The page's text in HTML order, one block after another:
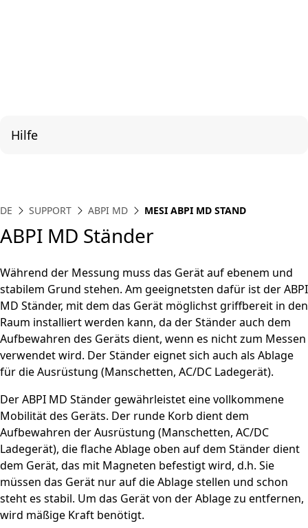
Hilfe
DE SUPPORT ABPI MD MESI ABPI MD STAND
ABPI MD Ständer
Während der Messung muss das Gerät auf ebenem und
stabilem Grund stehen. Am geeignetsten dafür ist der ABPI
MD Ständer, mit dem das Gerät möglichst griffbereit in den
Raum installiert werden kann, da der Ständer auch dem
Aufbewahren des Geräts dient, wenn es nicht zum Messen
verwendet wird. Der Ständer eignet sich auch als Ablage
für die Ausrüstung (Manschetten, AC/DC Ladegerät).
Der ABPI MD Ständer gewährleistet eine vollkommene
Mobilität des Geräts. Der runde Korb dient dem
Aufbewahren der Ausrüstung (Manschetten, AC/DC
Ladegerät), die flache Ablage oben auf dem Ständer dient
dem Gerät, das mit Magneten befestigt wird, d.h. Sie
müssen das Gerät nur auf die Ablage stellen und schon
steht es stabil. Um das Gerät von der Ablage zu entfernen,
wird mäßige Kraft benötigt.